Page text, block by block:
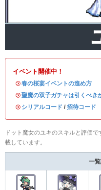
イベント開催中！
・春の桜宴イベントの進め方
・聖魔の双子ガチャは引くべき
・ シリアルコード / 招待コード
ドット魔女のユキのスキルと評価
載しています。
一